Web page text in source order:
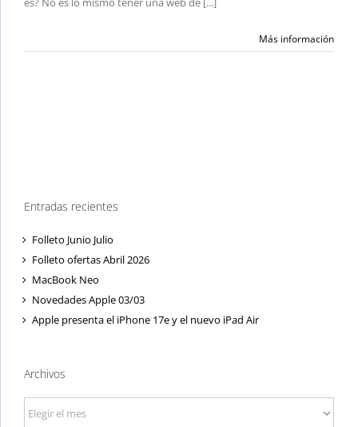
Más información
Entradas recientes
Folleto Junio Julio
Folleto ofertas Abril 2026
MacBook Neo
Novedades Apple 03/03
Apple presenta el iPhone 17e y el nuevo iPad Air
Archivos
Archivos